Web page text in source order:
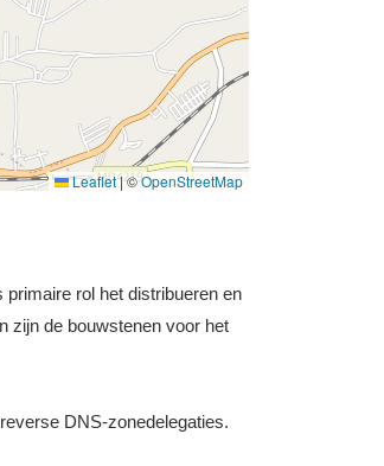
Leaflet|©OpenStreetMap
rol het distribueren en
zijn de bouwstenen voor het
DNS-zonedelegaties.